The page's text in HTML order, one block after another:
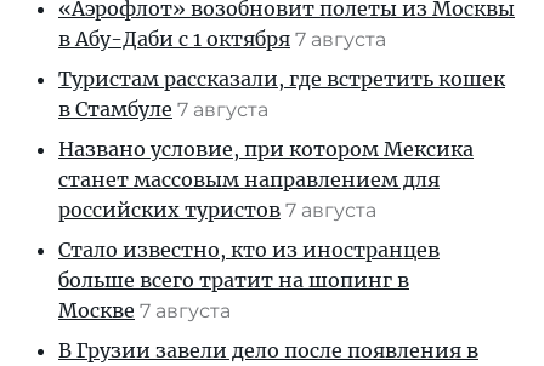
«Аэрофлот» возобновит полеты из Москвы
в Абу-Даби с 1 октября 7 августа
Туристам рассказали, где встретить кошек
в Стамбуле 7 августа
Названо условие, при котором Мексика
станет массовым направлением для
российских туристов 7 августа
Стало известно, кто из иностранцев
больше всего тратит на шопинг в
Москве 7 августа
В Грузии завели дело после появления в